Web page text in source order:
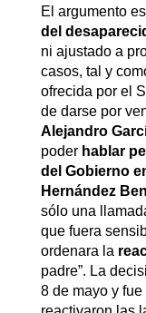
El argumento
del
ni ajustado a
casos, tal y
ofrecida por el
de darse por
Alejandro
poderhablar
del Gobierno
Hernández
sólo una
que fuera
ordenara la
padre”. La
8 de mayo y